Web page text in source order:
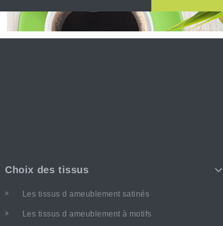
Choix des tissus
Les tissus d ameublement satinés
Les tissus d ameublement à motifs